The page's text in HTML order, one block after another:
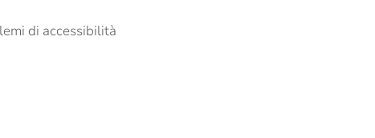
di accessibilità